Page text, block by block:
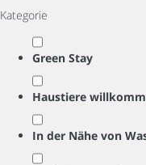
Kategorie
Green Stay
Haustiere
In der Nähe von